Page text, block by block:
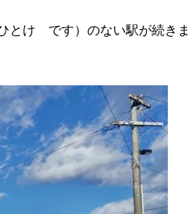
とけ です）のない駅が続きま